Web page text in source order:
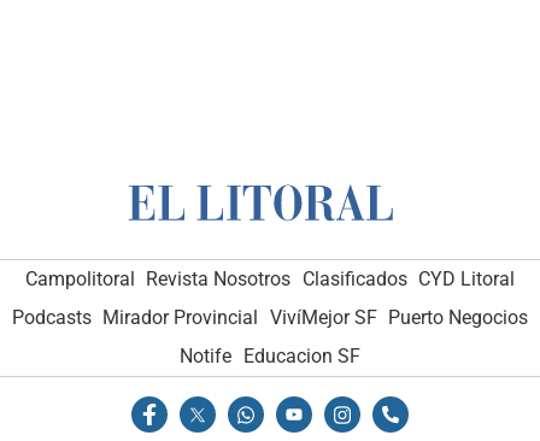
Campolitoral Revista Nosotros Clasificados CYD Litoral
Podcasts Mirador Provincial VivíMejor SF Puerto Negocios
Notife Educacion SF